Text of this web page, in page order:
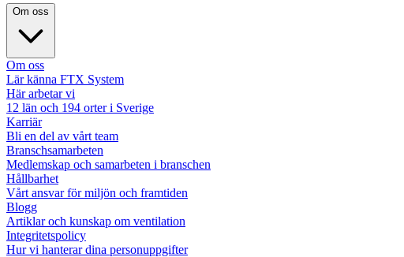
Om oss
Om oss
Lär känna FTX System
Här arbetar vi
12 län och 194 orter i Sverige
Karriär
Bli en del av vårt team
Branschsamarbeten
Medlemskap och samarbeten i branschen
Hållbarhet
Vårt ansvar för miljön och framtiden
Blogg
Artiklar och kunskap om ventilation
Integritetspolicy
Hur vi hanterar dina personuppgifter